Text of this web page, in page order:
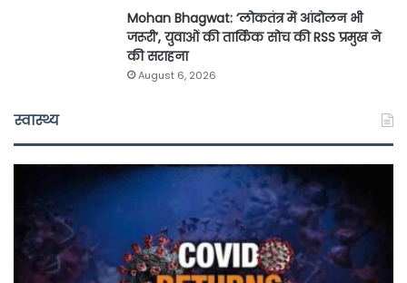
Mohan Bhagwat: ‘लोकतंत्र में आंदोलन भी
जरूरी’, युवाओं की तार्किक सोच की RSS प्रमुख ने
की सराहना
August 6, 2026
स्वास्थ्य